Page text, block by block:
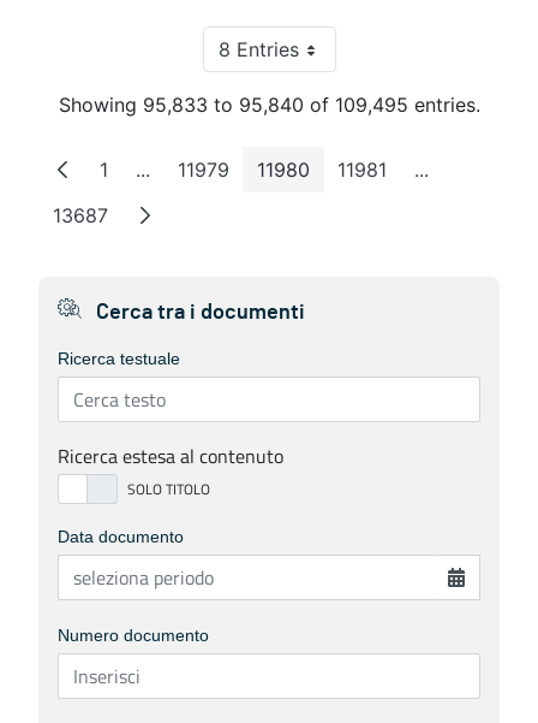
8 EntriesPer Page
Showing 95,833 to 95,840 of 109,495 entries.
Page
1 ...Intermediate Pages
Page
11979 Page
11980 Page
11981 ...Intermediate
Page
13687
Cerca tra i documenti
Ricerca testuale
Ricerca estesa al contenuto
Data documento
Numero documento